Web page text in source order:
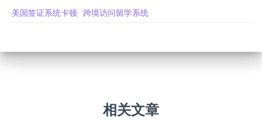
美国签证系统卡顿
跨境访问留学系统
相关文章